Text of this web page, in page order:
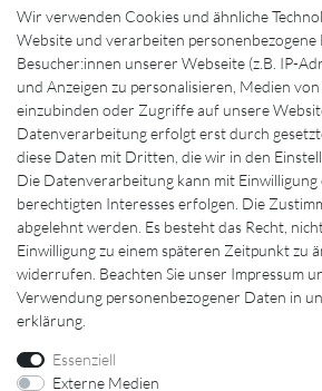
Beratung & Kontakt
Mein Konto
Versand
Ausgewählte Marken für Sie
Impressum
Wir verwenden Cookies und ähnliche
Website und verarbeiten personenbezogene
Besucher:innen unserer Webseite (z.B. IP-
und Anzeigen zu personalisieren, Medien
einzubinden oder Zugriffe auf unsere
Datenverarbeitung erfolgt erst durch
diese Daten mit Dritten, die wir in den
Die Datenverarbeitung kann mit
berechtigten Interesses erfolgen. Die
abgelehnt werden. Es besteht das Recht,
Einwilligung zu einem späteren Zeitpunkt zu
widerrufen. Beachten Sie unser Impressum
Verwendung personenbezogener Daten in
erklärung
Essenziell
Externe Medien